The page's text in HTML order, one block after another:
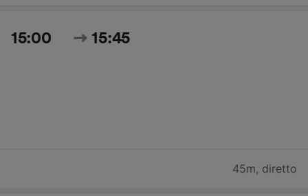
15:00 15:45
45m, diretto